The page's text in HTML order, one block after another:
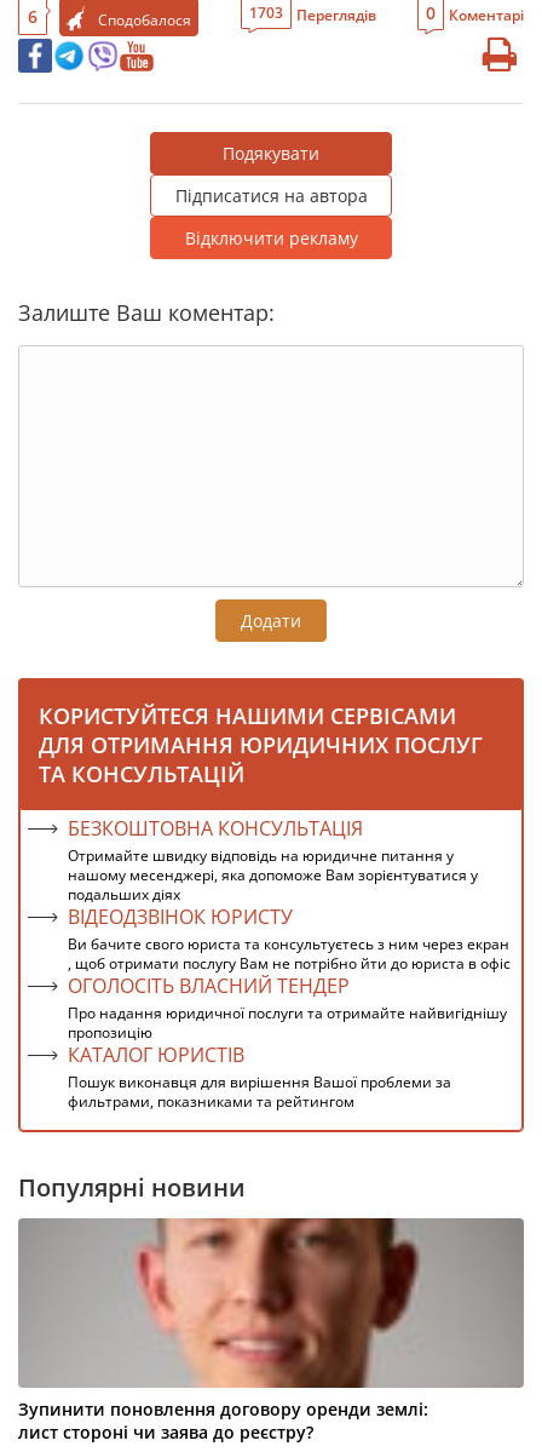
6 Сподобалося 1703 Переглядів 0 Коментарі
Подякувати
Підписатися на автора
Відключити рекламу
Залиште Ваш коментар:
Додати
КОРИСТУЙТЕСЯ НАШИМИ СЕРВІСАМИ
ДЛЯ ОТРИМАННЯ ЮРИДИЧНИХ ПОСЛУГ
ТА КОНСУЛЬТАЦІЙ
БЕЗКОШТОВНА КОНСУЛЬТАЦІЯ
Отримайте швидку відповідь на юридичне питання у
нашому месенджері, яка допоможе Вам зорієнтуватися у
подальших діях
ВІДЕОДЗВІНОК ЮРИСТУ
Ви бачите свого юриста та консультуєтесь з ним через екран
, щоб отримати послугу Вам не потрібно йти до юриста в офіс
ОГОЛОСІТЬ ВЛАСНИЙ ТЕНДЕР
Про надання юридичної послуги та отримайте найвигіднішу
пропозицію
КАТАЛОГ ЮРИСТІВ
Пошук виконавця для вирішення Вашої проблеми за
фильтрами, показниками та рейтингом
Популярні новини
Зупинити поновлення договору оренди землі:
лист стороні чи заява до реєстру?